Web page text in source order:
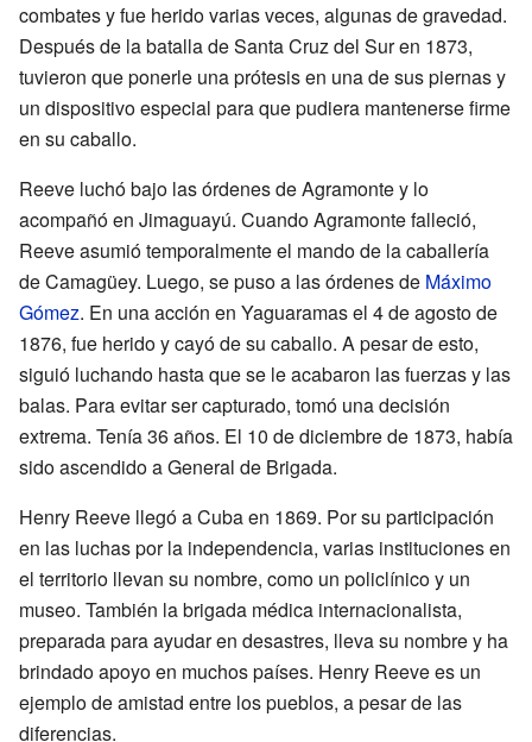
combates y fue herido varias veces, algunas de gravedad.
Después de la batalla de Santa Cruz del Sur en 1873,
tuvieron que ponerle una prótesis en una de sus piernas y
un dispositivo especial para que pudiera mantenerse firme
en su caballo.
Reeve luchó bajo las órdenes de Agramonte y lo
acompañó en Jimaguayú. Cuando Agramonte falleció,
Reeve asumió temporalmente el mando de la caballería
de Camagüey. Luego, se puso a las órdenes de Máximo
Gómez. En una acción en Yaguaramas el 4 de agosto de
1876, fue herido y cayó de su caballo. A pesar de esto,
siguió luchando hasta que se le acabaron las fuerzas y las
balas. Para evitar ser capturado, tomó una decisión
extrema. Tenía 36 años. El 10 de diciembre de 1873, había
sido ascendido a General de Brigada.
Henry Reeve llegó a Cuba en 1869. Por su participación
en las luchas por la independencia, varias instituciones en
el territorio llevan su nombre, como un policlínico y un
museo. También la brigada médica internacionalista,
preparada para ayudar en desastres, lleva su nombre y ha
brindado apoyo en muchos países. Henry Reeve es un
ejemplo de amistad entre los pueblos, a pesar de las
diferencias.